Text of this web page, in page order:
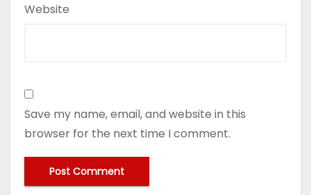
Website
Save my name, email, and website in this
browser for the next time I comment.